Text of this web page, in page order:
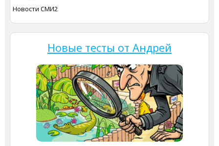
Новости СМИ2
Новые тесты от Андрей